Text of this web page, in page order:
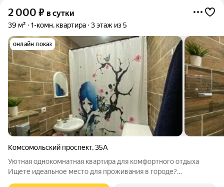
2 000 ₽ в сутки
39 м² 1-комн. квартира 3 этаж из 5
онлайн показ
Комсомольский проспект,35А
Уютная однокомнатная квартира для комфортного отдыха
Ищете идеальное место для проживания в городе?